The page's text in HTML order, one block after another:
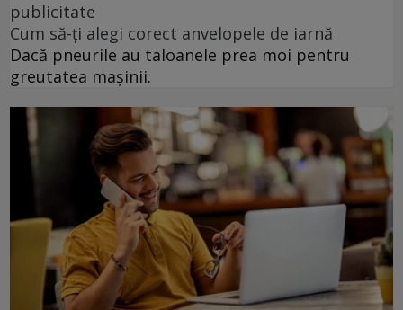
publicitate
Cum să-ți alegi corect anvelopele de iarnă
Dacă pneurile au taloanele prea moi pentru
greutatea mașinii.